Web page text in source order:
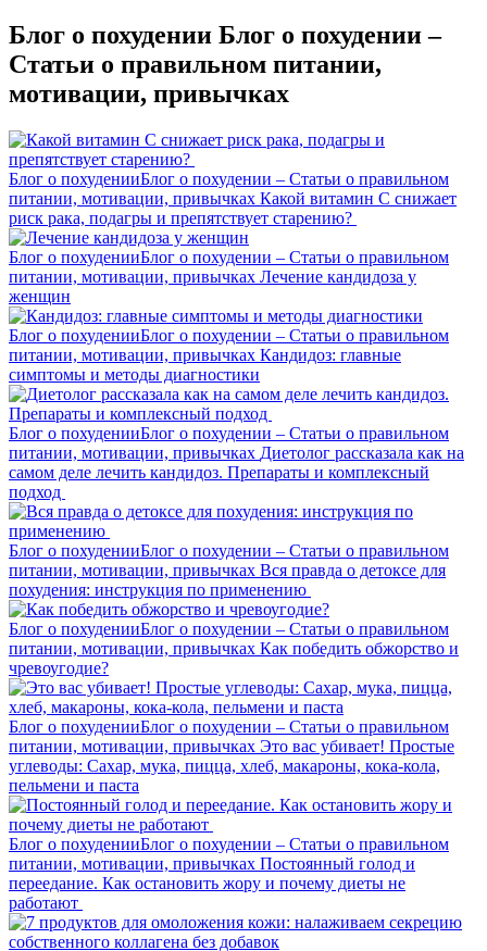
Блог о похудении Блог о похудении –
Статьи о правильном питании,
мотивации, привычках
Блог о похуденииБлог о похудении – Статьи о правильном
питании, мотивации, привычках Какой витамин C снижает
риск рака, подагры и препятствует старению?
Блог о похуденииБлог о похудении – Статьи о правильном
питании, мотивации, привычках Лечение кандидоза у
женщин
Блог о похуденииБлог о похудении – Статьи о правильном
питании, мотивации, привычках Кандидоз: главные
симптомы и методы диагностики
Блог о похуденииБлог о похудении – Статьи о правильном
питании, мотивации, привычках Диетолог рассказала как на
самом деле лечить кандидоз. Препараты и комплексный
подход
Блог о похуденииБлог о похудении – Статьи о правильном
питании, мотивации, привычках Вся правда о детоксе для
похудения: инструкция по применению
Блог о похуденииБлог о похудении – Статьи о правильном
питании, мотивации, привычках Как победить обжорство и
чревоугодие?
Блог о похуденииБлог о похудении – Статьи о правильном
питании, мотивации, привычках Это вас убивает! Простые
углеводы: Сахар, мука, пицца, хлеб, макароны, кока-кола,
пельмени и паста
Блог о похуденииБлог о похудении – Статьи о правильном
питании, мотивации, привычках Постоянный голод и
переедание. Как остановить жору и почему диеты не
работают